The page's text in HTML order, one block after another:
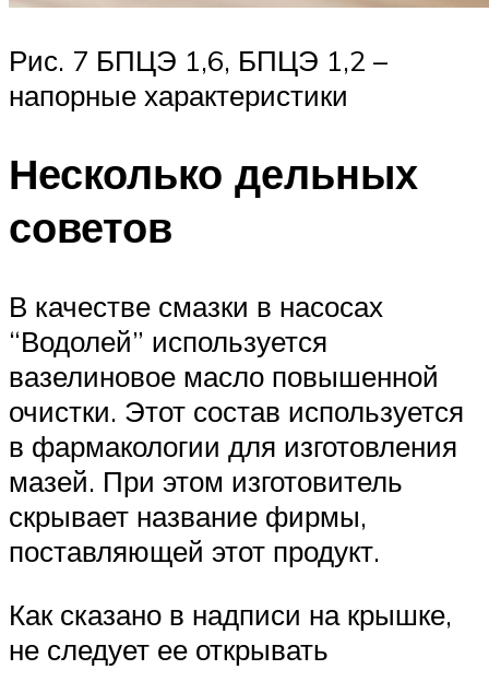
Рис. 7 БПЦЭ 1,6, БПЦЭ 1,2 –
напорные характеристики
Несколько дельных
советов
В качестве смазки в насосах
“Водолей” используется
вазелиновое масло повышенной
очистки. Этот состав используется
в фармакологии для изготовления
мазей. При этом изготовитель
скрывает название фирмы,
поставляющей этот продукт.
Как сказано в надписи на крышке,
не следует ее открывать